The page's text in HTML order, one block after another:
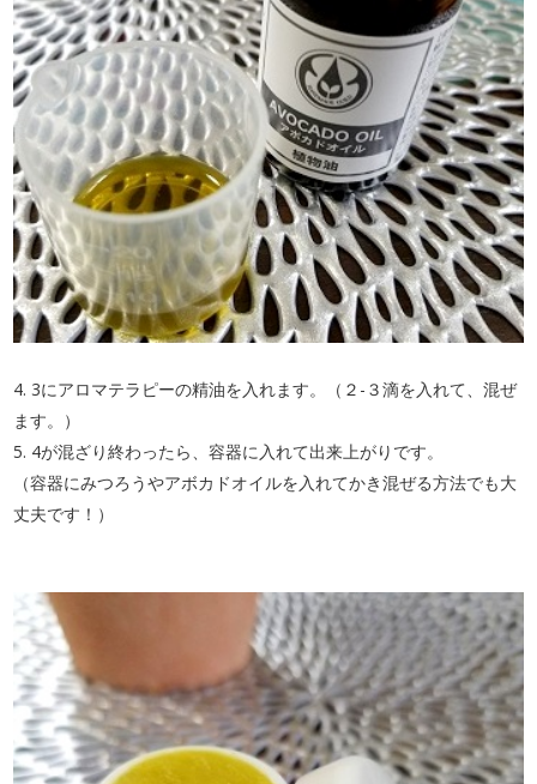
4. 3にアロマテラピーの精油を入れます。（２-３滴を入れて、混ぜ
ます。）
5. 4が混ざり終わったら、容器に入れて出来上がりです。
（容器にみつろうやアボカドオイルを入れてかき混ぜる方法でも大
丈夫です！）